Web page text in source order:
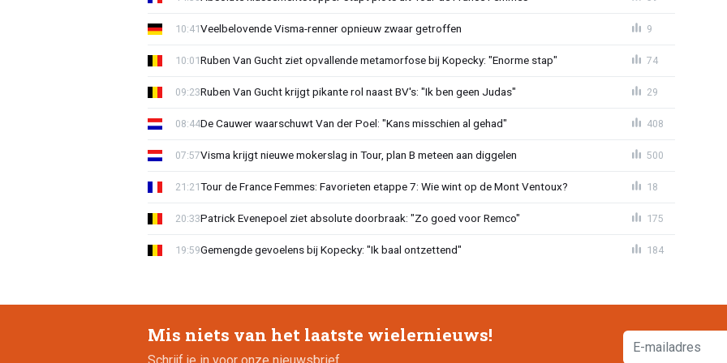
Veelbelovende Visma-renner opnieuw zwaar getroffen
10:41 9
Ruben Van Gucht ziet opvallende metamorfose bij Kopecky: "Enorme stap"
10:01 74
Ruben Van Gucht krijgt pikante rol naast BV's: "Ik ben geen Judas"
09:23 29
De Cauwer waarschuwt Van der Poel: "Kans misschien al gehad"
08:44 408
Visma krijgt nieuwe mokerslag in Tour, plan B meteen aan diggelen
07:57 500
Tour de France Femmes: Favorieten etappe 7: Wie wint op de Mont Ventoux?
21:21 18
Patrick Evenepoel ziet absolute doorbraak: "Zo goed voor Remco"
20:33 175
Gemengde gevoelens bij Kopecky: "Ik baal ontzettend"
19:59 184
Mis niets van het laatste wielernieuws!
Schrijf je in voor onze nieuwsbrief